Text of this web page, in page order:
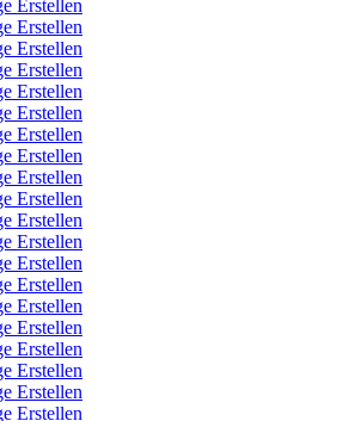
Erstellen
Erstellen
Erstellen
Erstellen
Erstellen
Erstellen
Erstellen
Erstellen
Erstellen
Erstellen
Erstellen
Erstellen
Erstellen
Erstellen
Erstellen
Erstellen
Erstellen
Erstellen
Erstellen
Erstellen